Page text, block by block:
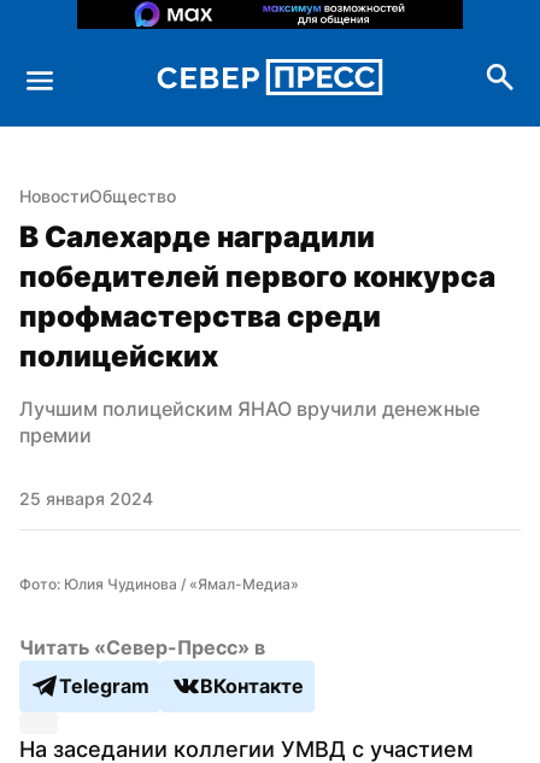
НовостиОбщество
В Салехарде наградили
победителей первого конкурса
профмастерства среди
полицейских
Лучшим полицейским ЯНАО вручили денежные
премии
25 января 2024
Фото: Юлия Чудинова / «Ямал-Медиа»
Читать «Север-Пресс» в
Telegram
ВКонтакте
На заседании коллегии УМВД с участием